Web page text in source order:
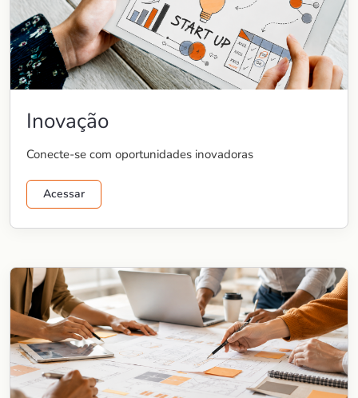
Inovação
Conecte-se com oportunidades inovadoras
Acessar